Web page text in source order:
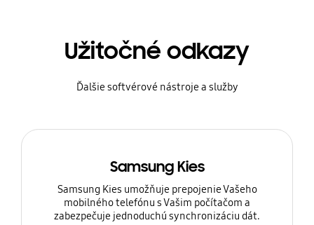
Užitočné odkazy
Ďalšie softvérové nástroje a služby
Samsung Kies
Samsung Kies umožňuje prepojenie Vašeho
mobilného telefónu s Vašim počítačom a
zabezpečuje jednoduchú synchronizáciu dát.